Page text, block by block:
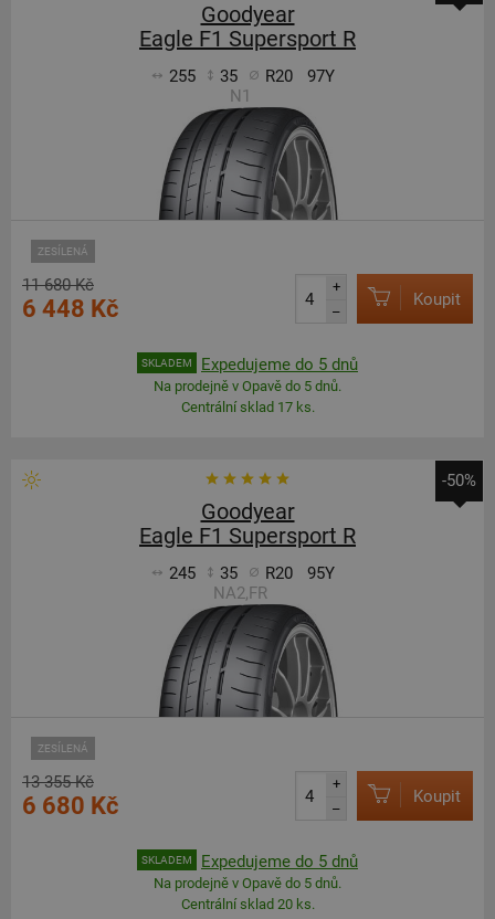
Goodyear
Eagle F1 Supersport R
255 35 R20
97Y
N1
ZESÍLENÁ
11 680 Kč
6 448 Kč
+
–
Koupit
SKLADEM Expedujeme do 5 dnů
Na prodejně v Opavě do 5 dnů.
Centrální sklad 17 ks.
-50%
Goodyear
Eagle F1 Supersport R
245 35 R20
95Y
NA2,FR
ZESÍLENÁ
13 355 Kč
6 680 Kč
+
–
Koupit
SKLADEM Expedujeme do 5 dnů
Na prodejně v Opavě do 5 dnů.
Centrální sklad 20 ks.